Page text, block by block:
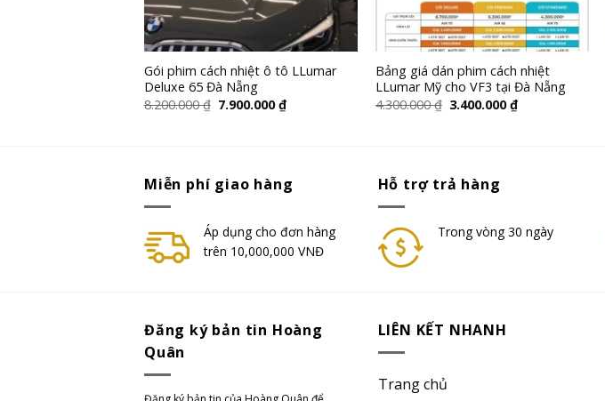
Gói phim cách nhiệt ô tô LLumar
Deluxe 65 Đà Nẵng
8.200.000₫ 7.900.000₫
Bảng giá dán phim cách nhiệt
LLumar Mỹ cho VF3 tại Đà Nẵng
4.300.000₫ 3.400.000₫
Miễn phí giao hàng
Áp dụng cho đơn hàng
trên 10,000,000 VNĐ
Hỗ trợ trả hàng
Trong vòng 30 ngày
Đăng ký bản tin Hoàng
Quân
LIÊN KẾT NHANH
Trang chủ